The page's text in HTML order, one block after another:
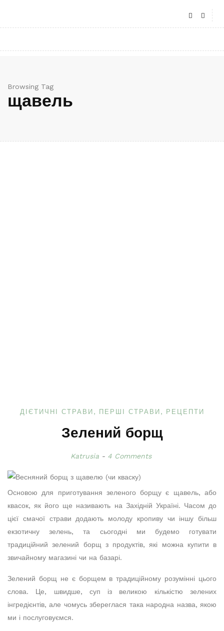
Browsing Tag
щавель
ДІЄТИЧНІ СТРАВИ ПЕРШІ СТРАВИ РЕЦЕПТИ
Зелений борщ
Katrusia 4 Comments
Основою для приготування зеленого борщу є щавель, або
квасок, як його ще називають на Західній Україні. Часом до
цієї смачої страви додають молоду кропиву чи іншу більш
екзотичну зелень, та сьогодні ми будемо готувати
традиційний зелений борщ з продуктів, які можна купити в
звичайному магазині чи на базарі.
Зелений борщ не є борщем в традиційному розумінні цього
слова. Це, швидше, суп із великою кількістю зелених
інгредієнтів, але чомусь збереглася така народна назва, якою
ми і послуговуємся.